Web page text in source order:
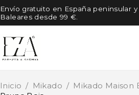
Envío gratuito en España peninsular
Baleares desde 99 €.
Inicio / Mikado / Mikado Maison